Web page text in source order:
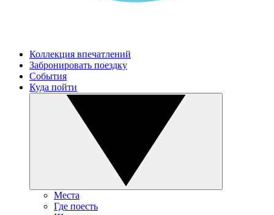
Коллекция впечатлений
Забронировать поездку
События
Куда пойти
Места
Где поесть